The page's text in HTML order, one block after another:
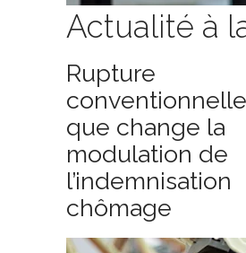
Actualité à
Rupture
que change la
modulation de
l’indemnisation
chômage